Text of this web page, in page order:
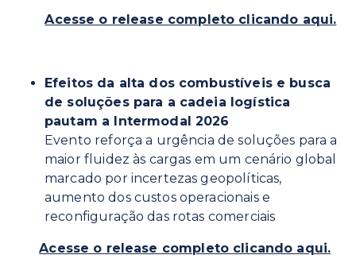
Acesse o release completo clicando aqui.
Efeitos da alta dos combustíveis e busca
de soluções para a cadeia logística
pautam a Intermodal 2026
Evento reforça a urgência de soluções para a
maior fluidez às cargas em um cenário global
marcado por incertezas geopolíticas,
aumento dos custos operacionais e
reconfiguração das rotas comerciais
Acesse o release completo clicando aqui.